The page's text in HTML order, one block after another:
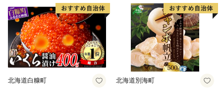
満足 美味しい 贈答 生食用 刺
身 お刺身 刺し身 魚介類 海鮮
冷凍 厚切り 薄切り ふるさと
納税 ふるさとチョイス チョ
イス 北海道 白糠町
北海道白糠町 北海道別海町